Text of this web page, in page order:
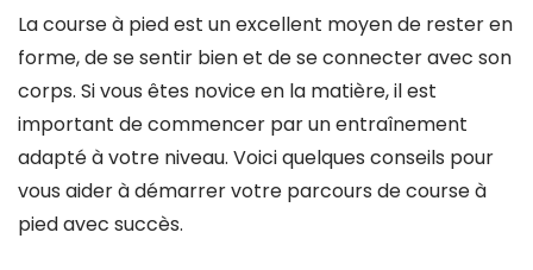
La course à pied est un excellent moyen de rester en
forme, de se sentir bien et de se connecter avec son
corps. Si vous êtes novice en la matière, il est
important de commencer par un entraînement
adapté à votre niveau. Voici quelques conseils pour
vous aider à démarrer votre parcours de course à
pied avec succès.